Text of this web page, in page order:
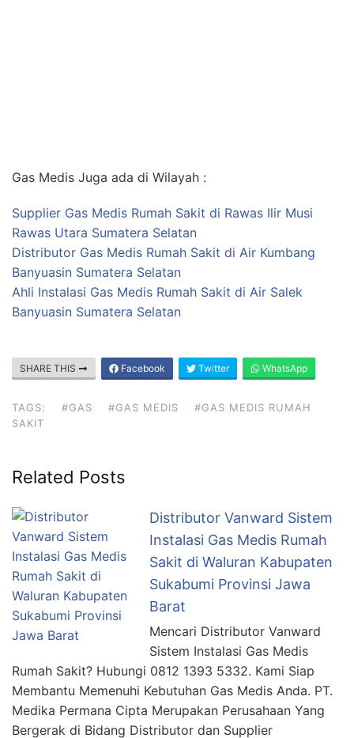
Gas Medis Juga ada di Wilayah :
Supplier Gas Medis Rumah Sakit di Rawas Ilir Musi
Rawas Utara Sumatera Selatan
Distributor Gas Medis Rumah Sakit di Air Kumbang
Banyuasin Sumatera Selatan
Ahli Instalasi Gas Medis Rumah Sakit di Air Salek
Banyuasin Sumatera Selatan
SHARE THIS Facebook Twitter WhatsApp
TAGS: #GAS #GAS MEDIS
#GAS MEDIS RUMAH
SAKIT
Related Posts
Distributor Vanward Sistem
Instalasi Gas Medis Rumah
Sakit di Waluran Kabupaten
Sukabumi Provinsi Jawa
Barat
Mencari Distributor Vanward
Sistem Instalasi Gas Medis
Rumah Sakit? Hubungi 0812 1393 5332. Kami Siap
Membantu Memenuhi Kebutuhan Gas Medis Anda. PT.
Medika Permana Cipta Merupakan Perusahaan Yang
Bergerak di Bidang Distributor dan Supplier